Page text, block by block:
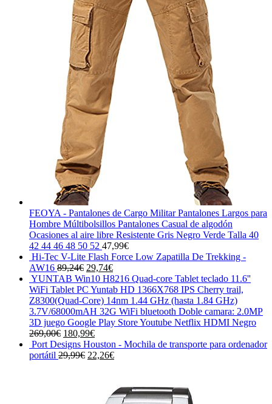
FEOYA - Pantalones de Cargo Militar Pantalones Largos para
Hombre Múltibolsillos Pantalones Casual de algodón
Ocasiones al aire libre Resistente Gris Negro Verde Talla 40
42 44 46 48 50 52 47,99€
Hi-Tec V-Lite Flash Force Low Zapatilla De Trekking -
AW16 89,24€ El
precio
original
era:
89,24€.
29,74€El
precio
actual
es:
29,74€.
YUNTAB Win10 H8216 Quad-core Tablet teclado 11.6''
WiFi Tablet PC Yuntab HD 1366X768 IPS Cherry trail,
Z8300(Quad-Core) 14nm 1.44 GHz (hasta 1.84 GHz)
3.7V/68000mAH 32G WiFi bluetooth Doble camara: 2.0MP
3D juego Google Play Store Youtube Netflix HDMI Negro
269,00€ El
precio
original
180,99€El
precio
actual
Port Designs Houston - Mochila de transporte para ordenador
portátil 29,99€ El
29,99€.
22,26€El
es:
22,26€.